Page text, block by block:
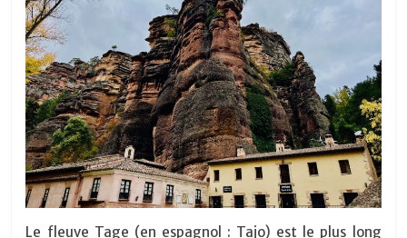
Le fleuve Tage (en espagnol : Tajo) est le plus long